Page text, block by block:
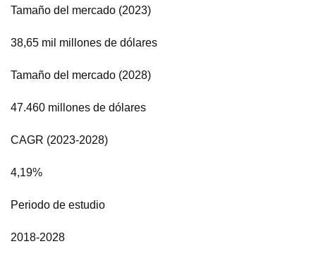
Tamaño del mercado (2023)
38,65 mil millones de dólares
Tamaño del mercado (2028)
47.460 millones de dólares
CAGR (2023-2028)
4,19%
Periodo de estudio
2018-2028